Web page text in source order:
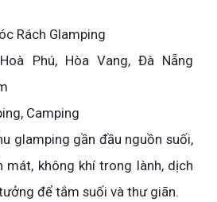
Rách Glamping
Hoà Phú, Hòa Vang, Đà Nẵng
Camping
glamping gần đầu nguồn suối,
mát, không khí trong lành, dịch
để tắm suối và thư giãn.